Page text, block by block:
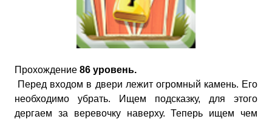
Прохождение 86 уровень.
Перед входом в двери лежит огромный камень. Его
необходимо убрать. Ищем подсказку, для этого
дергаем за веревочку наверху. Теперь ищем чем